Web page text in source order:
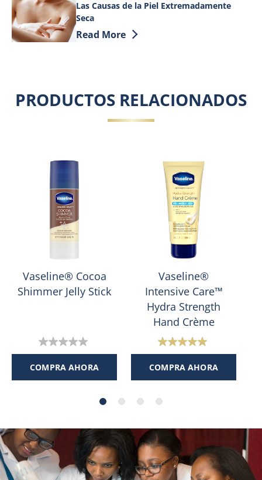
Las Causas de la Piel Extremadamente
Seca
Discover more about Las Causas de la
Read More
PRODUCTOS RELACIONADOS
Vaseline® Cocoa
Shimmer Jelly Stick
0.0
de
COMPRA AHORA
Vaseline®
Intensive Care™
Hydra Strength
Hand Crème
5.0
de
1
COMPRA AHORA